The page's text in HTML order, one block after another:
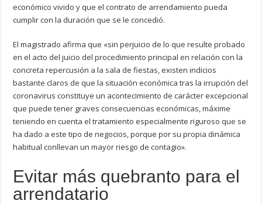
económico vivido y que el contrato de arrendamiento pueda
cumplir con la duración que se le concedió.
El magistrado afirma que «sin perjuicio de lo que resulte probado
en el acto del juicio del procedimiento principal en relación con la
concreta repercusión a la sala de fiestas, existen indicios
bastante claros de que la situación económica tras la irrupción del
coronavirus constituye un acontecimiento de carácter excepcional
que puede tener graves consecuencias económicas, máxime
teniendo en cuenta el tratamiento especialmente riguroso que se
ha dado a este tipo de negocios, porque por su propia dinámica
habitual conllevan un mayor riesgo de contagio».
Evitar más quebranto para el
arrendatario